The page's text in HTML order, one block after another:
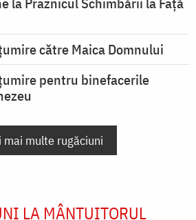
către Maica Domnului
pentru binefacerile
mai multe rugăciuni
LA MÂNTUITORUL